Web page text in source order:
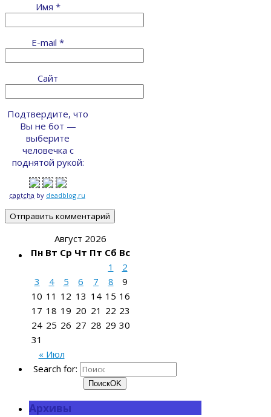
Имя *
E-mail *
Сайт
Подтвердите, что
Вы не бот —
выберите
человечка с
поднятой рукой:
captcha by deadblog.ru
Август 2026
Пн Вт Ср Чт Пт Сб Вс
« Июл
1
2
3
4 5 6 7 8
9
10 11 12 13 14 15 16
17 18 19 20 21 22 23
24 25 26 27 28 29 30
31
Search for:
ПоискOK
Архивы